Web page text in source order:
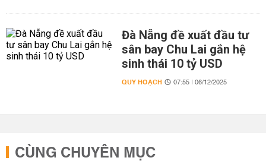
Đà Nẵng đề xuất đầu tư
sân bay Chu Lai gắn hệ
sinh thái 10 tỷ USD
QUY HOẠCH 07:55 | 06/12/2025
CÙNG CHUYÊN MỤC